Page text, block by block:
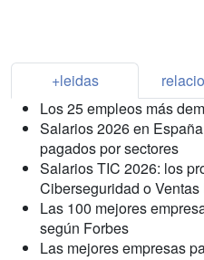
+leidas
Los 25 empleos más
Salarios 2026 en
pagados por sectores
Salarios TIC 2026: los
Ciberseguridad o
Las 100 mejores
según Forbes
Las mejores empresas